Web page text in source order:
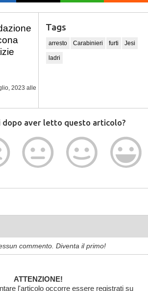
2023 alle
Tags
arresto Carabinieri furti Jesi
ladri
dopo aver letto questo articolo?
commento. Diventa il primo!
ATTENZIONE!
l'articolo occorre essere registrati su